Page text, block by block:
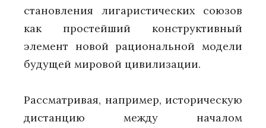
становления лигаристических союзов
как простейший конструктивный
элемент новой рациональной модели
будущей мировой цивилизации.
Рассматривая, например, историческую
дистанцию между началом